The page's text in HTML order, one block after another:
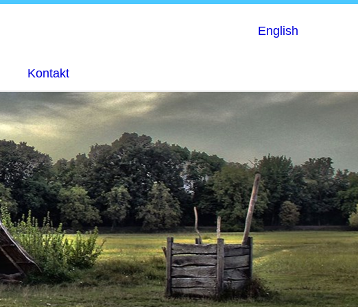
English
Kontakt